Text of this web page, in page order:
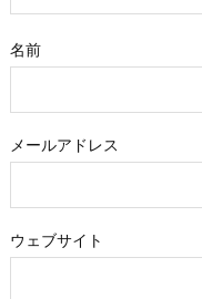
名前
メールアドレス
ウェブサイト